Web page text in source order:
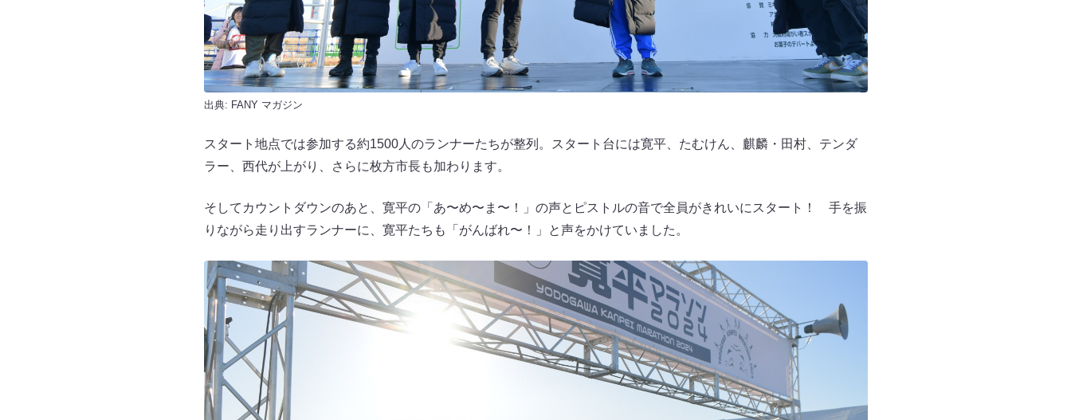
出典: FANY マガジン
スタート地点では参加する約1500人のランナーたちが整列。スタート台には寛平、たむけん、麒麟・田村、テンダ
ラー、西代が上がり、さらに枚方市長も加わります。
そしてカウントダウンのあと、寛平の「あ〜め〜ま〜！」の声とピストルの音で全員がきれいにスタート！ 手を振
りながら走り出すランナーに、寛平たちも「がんばれ〜！」と声をかけていました。